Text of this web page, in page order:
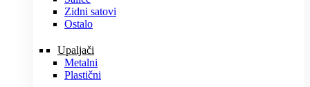
Zidni satovi
Ostalo
Upaljači
Metalni
Plastični